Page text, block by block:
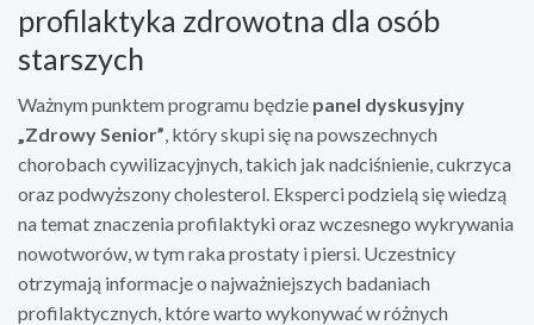
profilaktyka zdrowotna dla osób
starszych
Ważnym punktem programu będzie panel dyskusyjny
„Zdrowy Senior”, który skupi się na powszechnych
chorobach cywilizacyjnych, takich jak nadciśnienie, cukrzyca
oraz podwyższony cholesterol. Eksperci podzielą się wiedzą
na temat znaczenia profilaktyki oraz wczesnego wykrywania
nowotworów, w tym raka prostaty i piersi. Uczestnicy
otrzymają informacje o najważniejszych badaniach
profilaktycznych, które warto wykonywać w różnych